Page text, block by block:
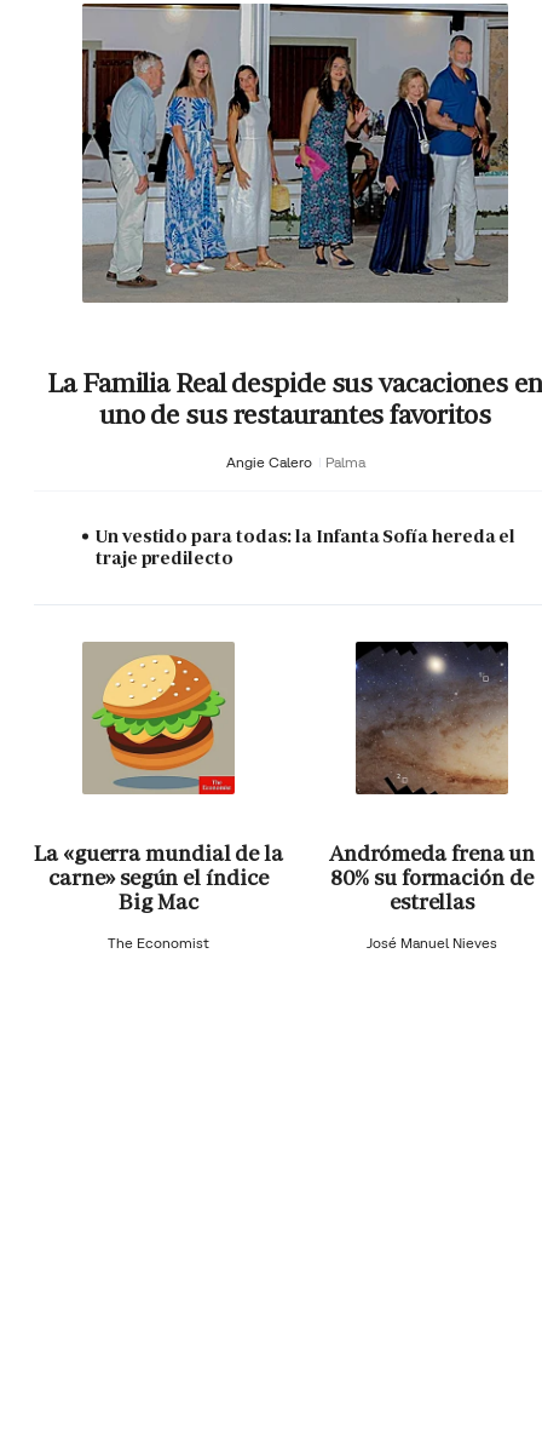
La Familia Real despide sus vacaciones en
uno de sus restaurantes favoritos
Angie Calero Palma
Un vestido para todas: la Infanta Sofía hereda el
traje predilecto
La «guerra mundial de la
carne» según el índice
Big Mac
The Economist
Andrómeda frena un
80% su formación de
estrellas
José Manuel Nieves